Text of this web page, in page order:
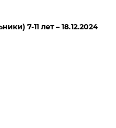
7-11 лет – 18.12.2024